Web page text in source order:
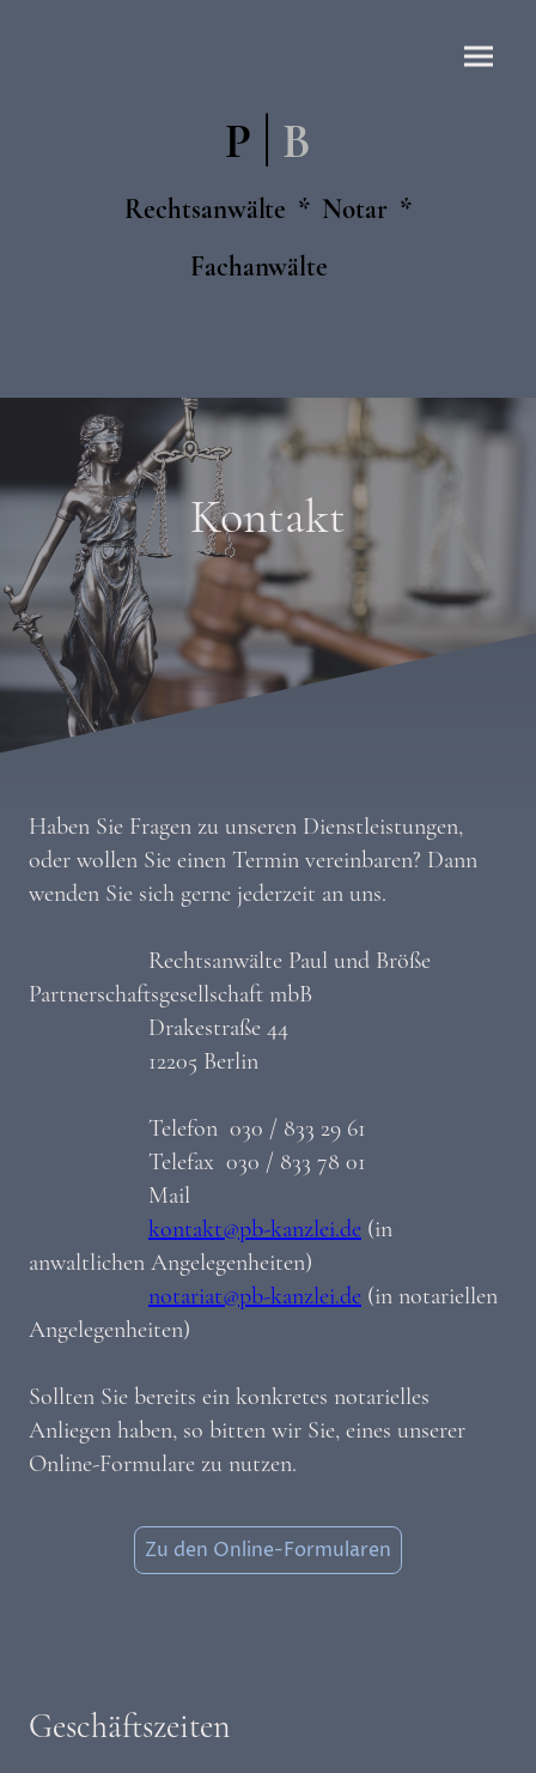
P B
Rechtsanwälte * Notar *
Fachanwälte
Kontakt
Haben Sie Fragen zu unseren Dienstleistungen,
oder wollen Sie einen Termin vereinbaren? Dann
wenden Sie sich gerne jederzeit an uns.
Rechtsanwälte Paul und Bröße
Partnerschaftsgesellschaft mbB
Drakestraße 44
12205 Berlin
Telefon 030 / 833 29 61
Telefax 030 / 833 78 01
Mail
kontakt@pb-kanzlei.de (in
anwaltlichen Angelegenheiten)
notariat@pb-kanzlei.de (in notariellen
Angelegenheiten)
Sollten Sie bereits ein konkretes notarielles
Anliegen haben, so bitten wir Sie, eines unserer
Online-Formulare zu nutzen.
Zu den Online-Formularen
Geschäftszeiten